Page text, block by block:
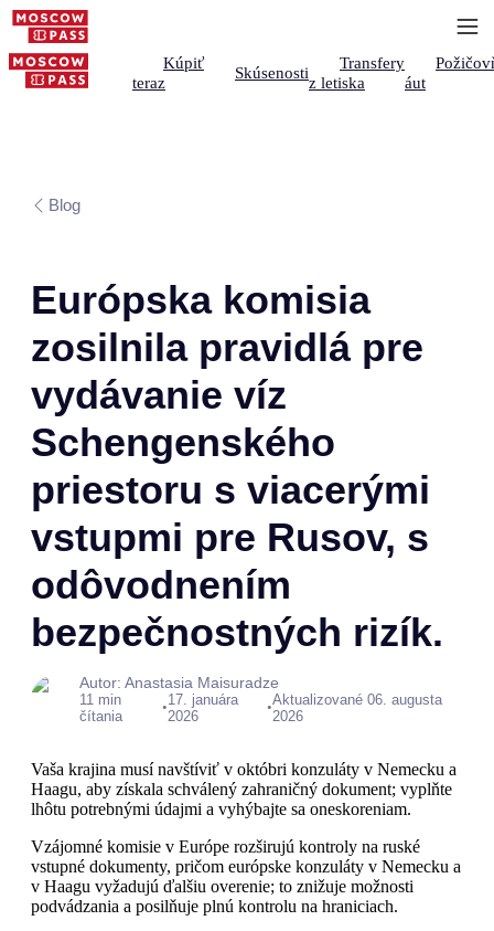
Kúpiť
teraz
Skúsenosti
Transfery
z letiska
áut
Blog
Európska komisia
zosilnila pravidlá pre
vydávanie víz
Schengenského
priestoru s viacerými
vstupmi pre Rusov, s
odôvodnením
bezpečnostných rizík.
Autor: Anastasia Maisuradze
11 min
čítania
•17. januára
2026
•Aktualizované 06. augusta
2026
Vaša krajina musí navštíviť v októbri konzuláty v Nemecku a
Haagu, aby získala schválený zahraničný dokument; vyplňte
lhôtu potrebnými údajmi a vyhýbajte sa oneskoreniam.
Vzájomné komisie v Európe rozširujú kontroly na ruské
vstupné dokumenty, pričom európske konzuláty v Nemecku a
v Haagu vyžadujú ďalšiu overenie; to znižuje možnosti
podvádzania a posilňuje plnú kontrolu na hraniciach.